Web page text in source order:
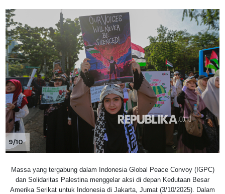
9/10
Massa yang tergabung dalam Indonesia Global Peace Convoy (IGPC)
dan Solidaritas Palestina menggelar aksi di depan Kedutaan Besar
Amerika Serikat untuk Indonesia di Jakarta, Jumat (3/10/2025). Dalam